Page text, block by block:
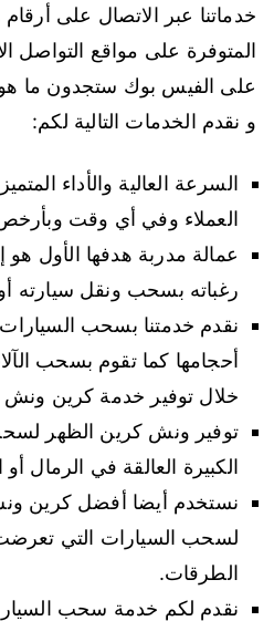
خدماتنا عبر الاتصال على
المتوفرة على مواقع التواصل
على الفيس بوك ستجدون ما هو
و نقدم الخدمات التالية لكم:
السرعة العالية والأداء
العملاء وفي أي وقت
عمالة مدربة هدفها الأول هو
رغباته بسحب ونقل سيارته
نقدم خدمتنا بسحب
أحجامها كما تقوم بسحب
خلال توفير خدمة كرين ونش
توفير ونش كرين الظهر
الكبيرة العالقة في الرمال أو
نستخدم أيضا أفضل كرين
لسحب السيارات التي
الطرقات.
نقدم لكم خدمة سحب